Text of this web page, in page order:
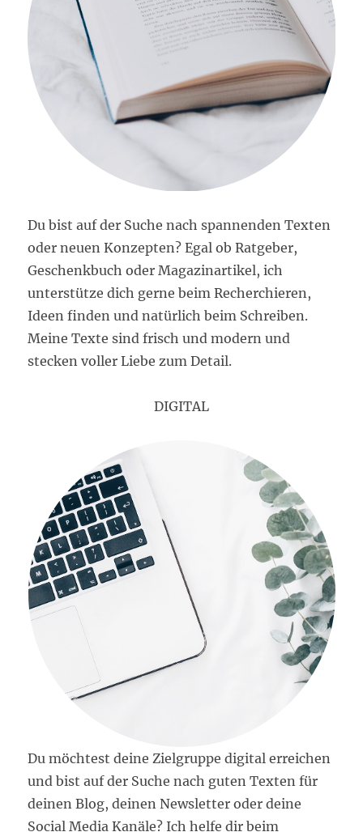
Du bist auf der Suche nach spannenden Texten
oder neuen Konzepten? Egal ob Ratgeber,
Geschenkbuch oder Magazinartikel, ich
unterstütze dich gerne beim Recherchieren,
Ideen finden und natürlich beim Schreiben.
Meine Texte sind frisch und modern und
stecken voller Liebe zum Detail.
DIGITAL
Du möchtest deine Zielgruppe digital erreichen
und bist auf der Suche nach guten Texten für
deinen Blog, deinen Newsletter oder deine
Social Media Kanäle? Ich helfe dir beim